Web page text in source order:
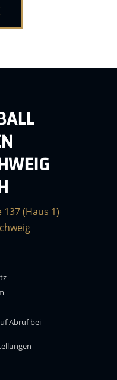
(Haus 1)
Abruf bei